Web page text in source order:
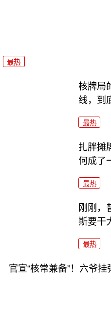
最热
核牌局
线，到
最热
扎胖摊
何成了
最热
刚刚，
斯要干
最热
官宣“核常兼备”！六爷